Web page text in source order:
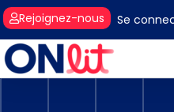
Se
Rejoignez-nous